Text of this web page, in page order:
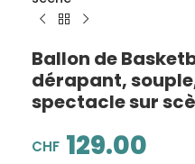
Ballon de
dérapant,
spectacle sur
CHF 129.00